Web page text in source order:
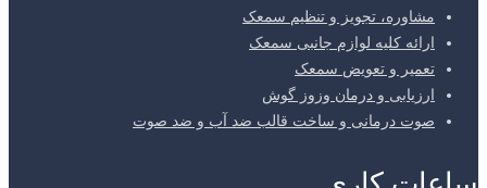
مشاوره، تجویز و تنظیم سمعک
ارائه کلیه لوازم جانبی سمعک
تعمیر و تعویض سمعک
ارزیابی و درمان وزوز گوش
صوت درمانی و ساخت قالب ضد آب و ضد صوت